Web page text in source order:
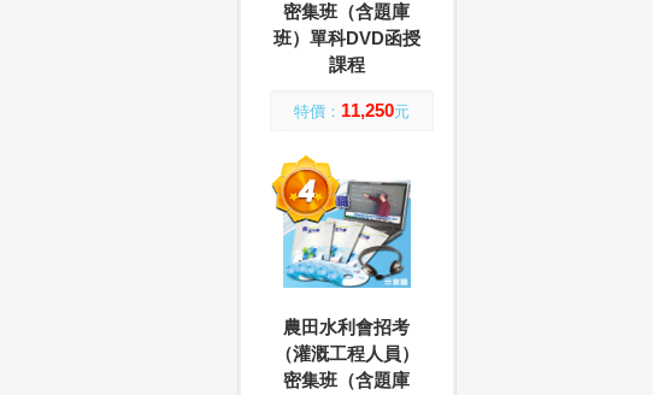
密集班（含題庫
班）單科DVD函授
課程
特價： 11,250元
農田水利會招考
（灌溉工程人員）
密集班（含題庫